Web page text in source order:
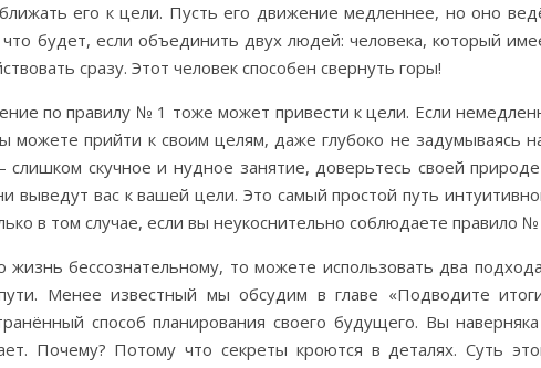
его к цели. Пусть его движение медленнее, но оно
будет, если объединить двух людей: человека, который
сразу. Этот человек способен свернуть горы!
по правилу № 1 тоже может привести к цели. Если
можете прийти к своим целям, даже глубоко не задумываясь
слишком скучное и нудное занятие, доверьтесь своей
выведут вас к вашей цели. Это самый простой путь
в том случае, если вы неукоснительно соблюдаете правило №
бессознательному, то можете использовать два
Менее известный мы обсудим в главе «Подводите
способ планирования своего будущего. Вы
Почему? Потому что секреты кроются в деталях. Суть